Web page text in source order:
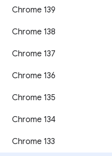
Chrome 139
Chrome 138
Chrome 137
Chrome 136
Chrome 135
Chrome 134
Chrome 133